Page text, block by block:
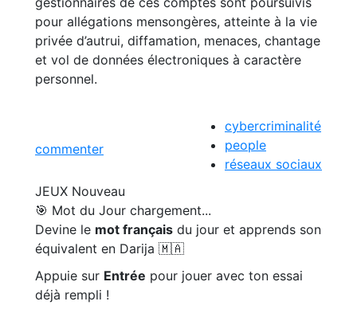
pour allégations mensongères, atteinte à la vie
privée d’autrui, diffamation, menaces, chantage
et vol de données électroniques à caractère
personnel.
commenter
cybercriminalité
people
réseaux sociaux
JEUX Nouveau
🎯 Mot du Jour chargement...
Devine le mot français du jour et apprends son
équivalent en Darija 🇲🇦
Appuie sur Entrée pour jouer avec ton essai
déjà rempli !